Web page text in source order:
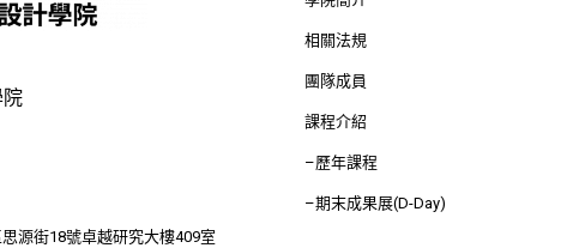
院
源街18號卓越研究大樓409室
相關法規
團隊成員
課程介紹
–歷年課程
–期末成果展(D-Day)